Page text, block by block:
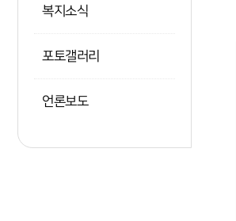
복지소식
포토갤러리
언론보도